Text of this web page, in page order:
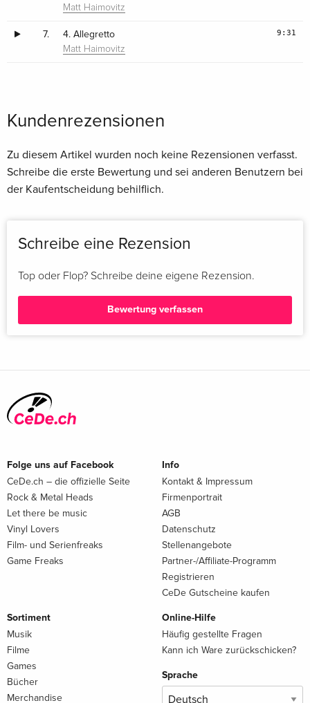
Matt Haimovitz
7. 4. Allegretto
Matt Haimovitz
9:31
Kundenrezensionen
Zu diesem Artikel wurden noch keine Rezensionen verfasst.
Schreibe die erste Bewertung und sei anderen Benutzern bei
der Kaufentscheidung behilflich.
Schreibe eine Rezension
Top oder Flop? Schreibe deine eigene Rezension.
Bewertung verfassen
Folge uns auf Facebook
CeDe.ch – die offizielle Seite
Rock & Metal Heads
Let there be music
Vinyl Lovers
Film- und Serienfreaks
Game Freaks
Info
Kontakt & Impressum
Firmenportrait
AGB
Datenschutz
Stellenangebote
Partner-/Affiliate-Programm
Registrieren
CeDe Gutscheine kaufen
Sortiment
Musik
Filme
Games
Bücher
Merchandise
Online-Hilfe
Häufig gestellte Fragen
Kann ich Ware zurückschicken?
Sprache